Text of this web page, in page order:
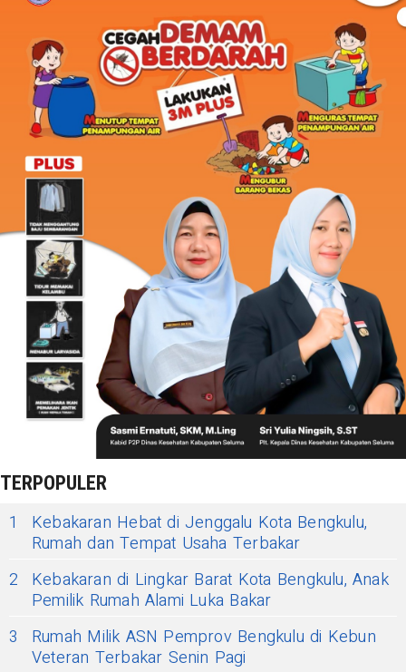
TERPOPULER
1
Kebakaran Hebat di Jenggalu Kota Bengkulu,
Rumah dan Tempat Usaha Terbakar
2
Kebakaran di Lingkar Barat Kota Bengkulu, Anak
Pemilik Rumah Alami Luka Bakar
3
Rumah Milik ASN Pemprov Bengkulu di Kebun
Veteran Terbakar Senin Pagi